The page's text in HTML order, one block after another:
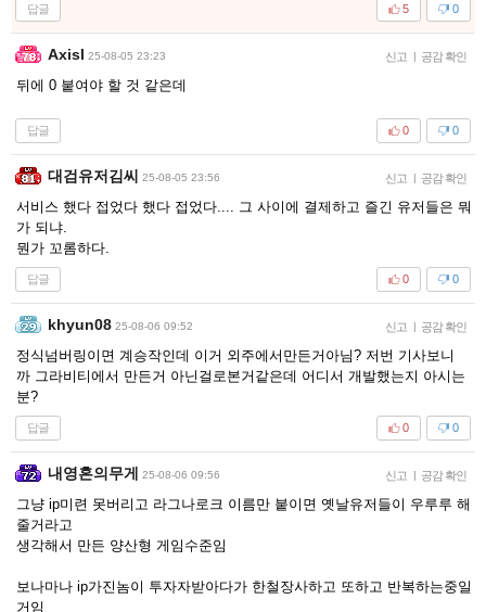
답글 0
5
Axisl 25-08-05 23:23 신고 | 공감 확인
뒤에 0 붙여야 할 것 같은데
답글 0
0
대검유저김씨 25-08-05 23:56 신고 | 공감 확인
서비스 했다 접었다 했다 접었다.... 그 사이에 결제하고 즐긴 유저들은 뭐
가 되냐.
뭔가 꼬롬하다.
답글 0
0
khyun08 25-08-06 09:52 신고 | 공감 확인
정식넘버링이면 계승작인데 이거 외주에서만든거아님? 저번 기사보니
까 그라비티에서 만든거 아닌걸로본거같은데 어디서 개발했는지 아시는
분?
답글 0
0
내영혼의무게 25-08-06 09:56 신고 | 공감 확인
그냥 ip미련 못버리고 라그나로크 이름만 붙이면 옛날유저들이 우루루 해
줄거라고
생각해서 만든 양산형 게임수준임
보나마나 ip가진놈이 투자자받아다가 한철장사하고 또하고 반복하는중일
거임